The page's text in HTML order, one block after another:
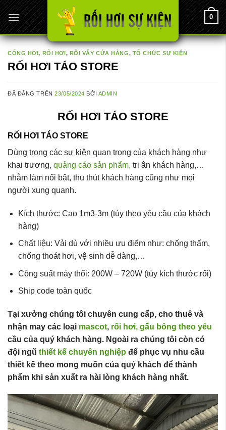
Chuyển
đến
nội
dung
0
CỔNG HƠI, RỐI HƠI, RỐI VẪY CỬA HÀNG, TỔ CHỨC SỰ KIỆN
RỐI HƠI TÁO STORE
ĐÃ ĐĂNG TRÊN23/05/2024 BỞI ADMIN
RỐI HƠI TÁO STORE
RỐI HƠI TÁO STORE
Dùng trong các sự kiện quan trọng của khách hàng như
khai trương, quảng cáo sản phẩm, tri ân khách hàng,…
nhằm làm nổi bật, thu thút khách hàng cũng như mọi
người xung quanh.
Kích thước: Cao 1m3-3m (tùy theo yêu cầu của khách
hàng)
Chất liệu: Vải dù với nhiều ưu điểm như: chống thấm,
chống thoát hơi, vệ sinh dễ dàng,…
Công suất máy thổi: 200W – 720W (tùy kích thước rối)
Ship code toàn quốc
Tại xưởng chúng tôi chuyên cung cấp, cho thuê và
nhận may các loại mascot, rối hơi, gấu bông theo yêu
cầu của quý khách hàng. Ngoài ra chúng tôi còn có
đội ngũ thiết kế chuyên nghiệp để phục vụ nhu cầu
thiết kế theo mong muốn của quý khách để thành
phẩm khi sản xuất ra hài lòng khách hàng nhất.